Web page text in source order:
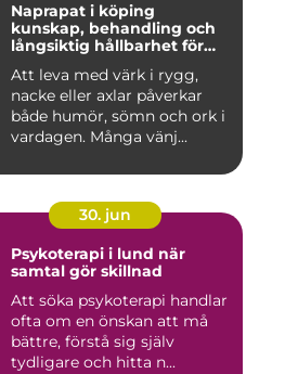
Naprapat i köping
kunskap, behandling och
långsiktig hållbarhet för
Att leva med värk i rygg,
nacke eller axlar påverkar
både humör, sömn och ork i
vardagen. Många vänj...
30. jun
Psykoterapi i lund när
samtal gör skillnad
Att söka psykoterapi handlar
ofta om en önskan att må
bättre, förstå sig själv
tydligare och hitta n...